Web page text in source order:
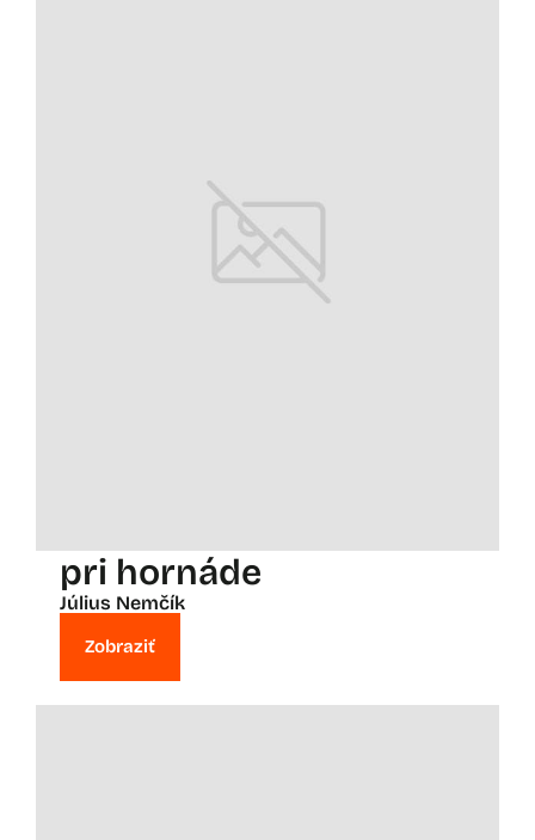
pri hornáde
Július Nemčík
Zobraziť